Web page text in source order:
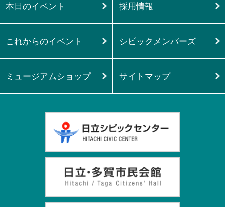
本日のイベント 採用情報
これからのイベント シビックメンバーズ
ミュージアムショップ サイトマップ